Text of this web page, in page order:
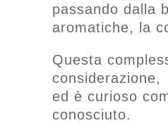
passando dalla
aromatiche, la
Questa
considerazione,
ed è curioso
conosciuto.